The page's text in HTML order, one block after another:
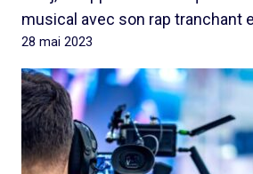
musical avec son rap tranchant
28 mai 2023